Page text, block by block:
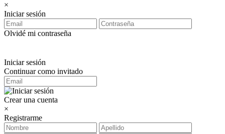
×
Iniciar sesión
Olvidé mi contraseña
Iniciar sesión
Continuar como invitado
Crear una cuenta
×
Registrarme